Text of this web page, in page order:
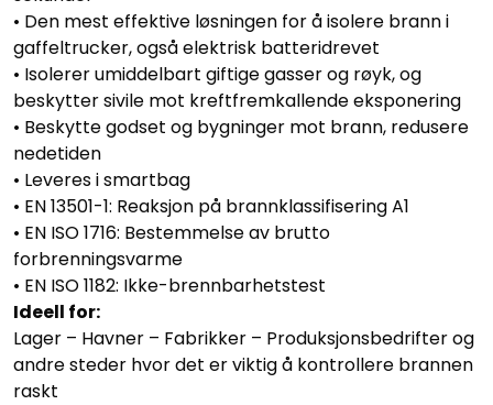
• Den mest effektive løsningen for å isolere brann i
gaffeltrucker, også elektrisk batteridrevet
• Isolerer umiddelbart giftige gasser og røyk, og
beskytter sivile mot kreftfremkallende eksponering
• Beskytte godset og bygninger mot brann, redusere
nedetiden
• Leveres i smartbag
• EN 13501-1: Reaksjon på brannklassifisering A1
• EN ISO 1716: Bestemmelse av brutto
forbrenningsvarme
• EN ISO 1182: Ikke-brennbarhetstest
Ideell for:
Lager – Havner – Fabrikker – Produksjonsbedrifter og
andre steder hvor det er viktig å kontrollere brannen
raskt